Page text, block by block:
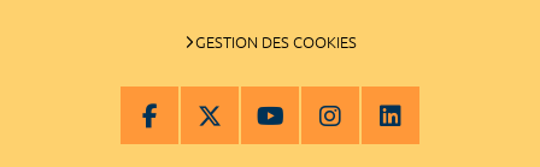
GESTION DES COOKIES